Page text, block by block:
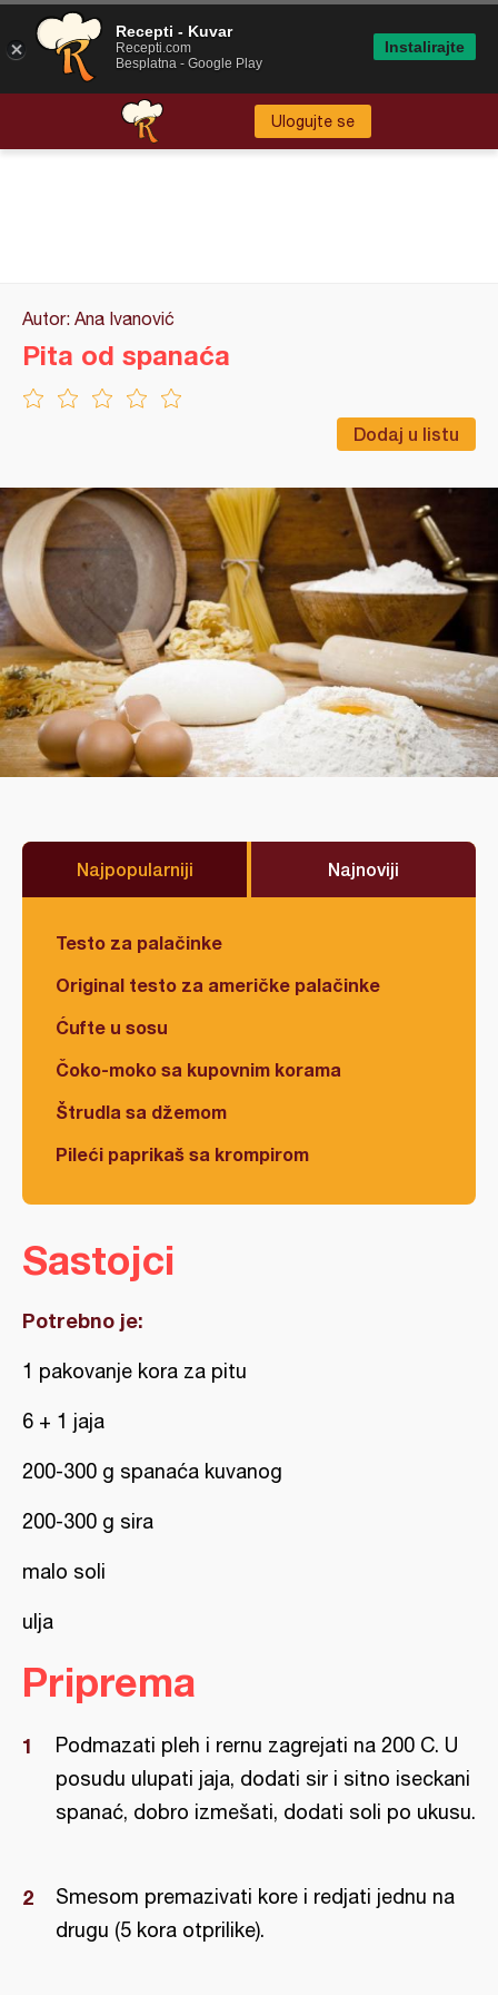
Ulogujte se
Autor: Ana Ivanović
Dodaj u listu
Pita od spanaća
Najpopularniji Najnoviji
Testo za palačinke
Original testo za američke palačinke
Ćufte u sosu
Čoko-moko sa kupovnim korama
Štrudla sa džemom
Pileći paprikaš sa krompirom
Sastojci
Potrebno je:
1 pakovanje kora za pitu
6 + 1 jaja
200-300 g spanaća kuvanog
200-300 g sira
malo soli
ulja
Priprema
Podmazati pleh i rernu zagrejati na 200 C. U
posudu ulupati jaja, dodati sir i sitno iseckani
spanać, dobro izmešati, dodati soli po ukusu.
Smesom premazivati kore i redjati jednu na
drugu (5 kora otprilike).
Recepti - Kuvar
Recepti.com
Besplatna - Google Play
Instalirajte